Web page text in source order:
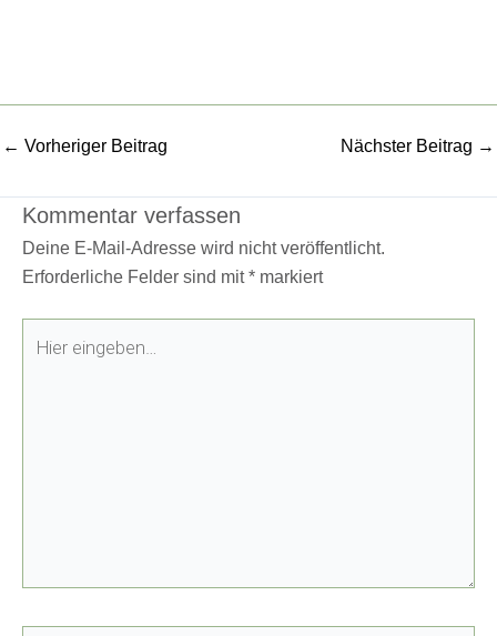
← Vorheriger Beitrag Nächster Beitrag →
Kommentar verfassen
Deine E-Mail-Adresse wird nicht veröffentlicht.
Erforderliche Felder sind mit* markiert
eingeben…